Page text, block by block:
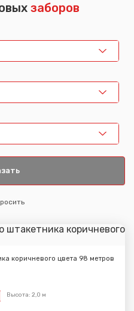
заборов
коричневого цвета 98 метров
Высота: 2,0 м